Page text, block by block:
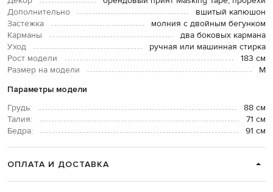
Дополнительно
вшитый капюшон
Застежка
молния с двойным бегунком
Карманы
два боковых кармана
Уход
ручная или машинная стирка
Рост модели
183 см
Размер на модели
М
Параметры модели
Грудь:
88 см
Талия:
71 см
Бедра:
91 см
ОПЛАТА И ДОСТАВКА